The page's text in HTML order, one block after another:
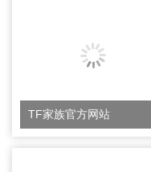
TF家族官方网站